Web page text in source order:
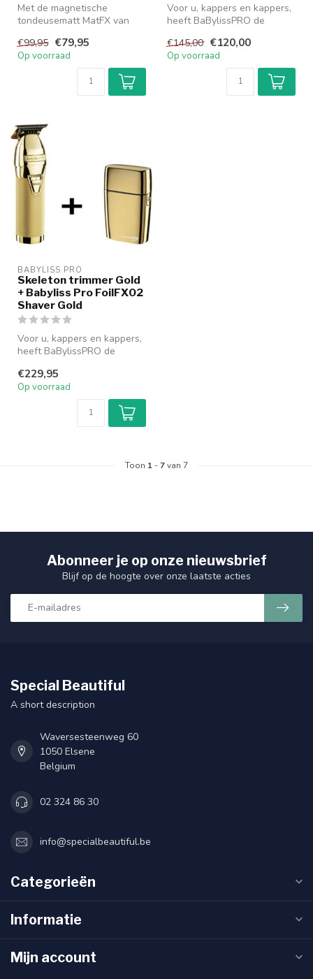
Met de magnetische
tondeusematt MatFX van
tondeuses en trimme...
€99,95 €79,95
Op voorraad
Voor u, kappers en kappers,
heeft BaBylissPRO de
ontwikkel...
€145,00 €120,00
Op voorraad
BABYLISS PRO
Skeleton trimmer Gold
+ Babyliss Pro FoilFX02
Shaver Gold
Voor u, kappers en kappers,
heeft BaBylissPRO de
ontwikkel...
€229,95
Op voorraad
Toon 1 -7van 7
Abonneer je op onze nieuwsbrief
Blijf op de hoogte over onze laatste acties
Special Beautiful
A short description
Waversesteenweg 60
1050 Elsene
Belgium
02 324 86 30
info@specialbeautiful.be
Categorieën
Informatie
Mijn account